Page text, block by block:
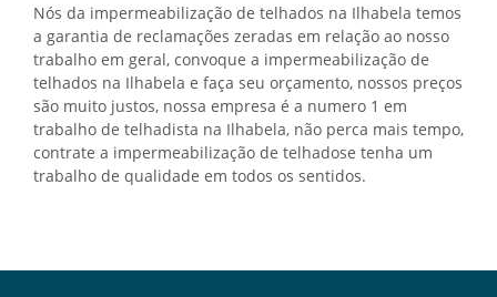
Nós da impermeabilização de telhados na Ilhabela temos
a garantia de reclamações zeradas em relação ao nosso
trabalho em geral, convoque a impermeabilização de
telhados na Ilhabela e faça seu orçamento, nossos preços
são muito justos, nossa empresa é a numero 1 em
trabalho de telhadista na Ilhabela, não perca mais tempo,
contrate a impermeabilização de telhadose tenha um
trabalho de qualidade em todos os sentidos.